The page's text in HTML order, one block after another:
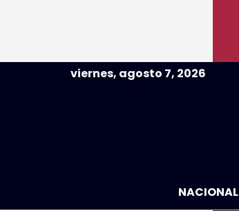
viernes, agosto 7, 2026
NACIONAL